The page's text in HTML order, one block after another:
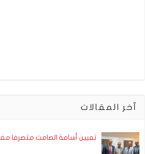
آخر المقالات
تعيين أسامة الصامت متصرفا